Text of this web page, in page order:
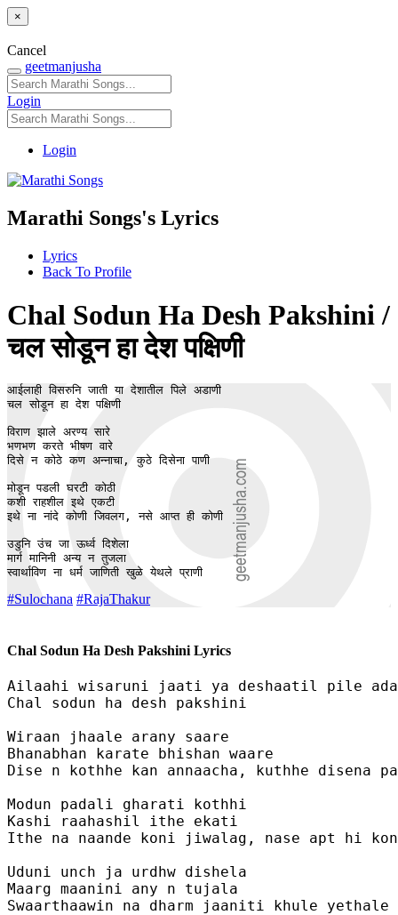
×
Cancel
geetmanjusha
Login
Login
Marathi Songs's Lyrics
Lyrics
Back To Profile
Chal Sodun Ha Desh Pakshini /
चल सोडून हा देश पक्षिणी
आईलाही विसरुनि जाती या देशातील पिले अडाणी
चल सोडून हा देश पक्षिणी
विराण झाले अरण्य सारे
भणभण करते भीषण वारे
दिसे न कोठे कण अन्नाचा, कुठे दिसेना पाणी
मोडून पडली घरटी कोठी
कशी राहशील इथे एकटी
इथे ना नांदे कोणी जिवलग, नसे आप्त ही कोणी
उडुनि उंच जा ऊर्ध्व दिशेला
मार्ग मानिनी अन्य न तुजला
स्वार्थाविण ना धर्म जाणिती खुळे येथले प्राणी
#Sulochana #RajaThakur
Chal Sodun Ha Desh Pakshini Lyrics
Ailaahi wisaruni jaati ya deshaatil pile
Chal sodun ha desh pakshini
Wiraan jhaale arany saare
Bhanabhan karate bhishan waare
Dise n kothhe kan annaacha, kuthhe disena
Modun padali gharati kothhi
Kashi raahashil ithe ekati
Ithe na naande koni jiwalag, nase apt hi
Uduni unch ja urdhw dishela
Maarg maanini any n tujala
Swaarthaawin na dharm jaaniti khule yethale